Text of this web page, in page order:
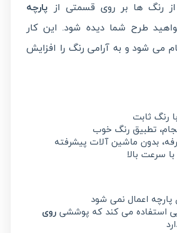
رنگ ها بر روی قسمتی از پارچه
طرح شما دیده شود. این کار
می شود و به آرامی رنگ را افزایش
رنگ ثابت
تطبیق رنگ خوب
بدون ماشین آلات پیشرفته
سرعت بالا
اعمال نمی شود
استفاده می کند که پوششیروی